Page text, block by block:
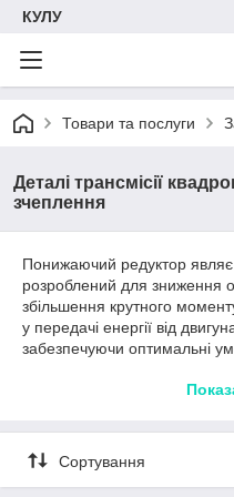
КУЛУ
Товари та послуги
Деталі трансмісії
зчеплення
Понижаючий редуктор являє
розроблений для зниження
збільшення крутного
у передачі енергії від
забезпечуючи оптимальні
де необхідне узгодження
передач. Він складається з
(малого) та приводного
Сортування